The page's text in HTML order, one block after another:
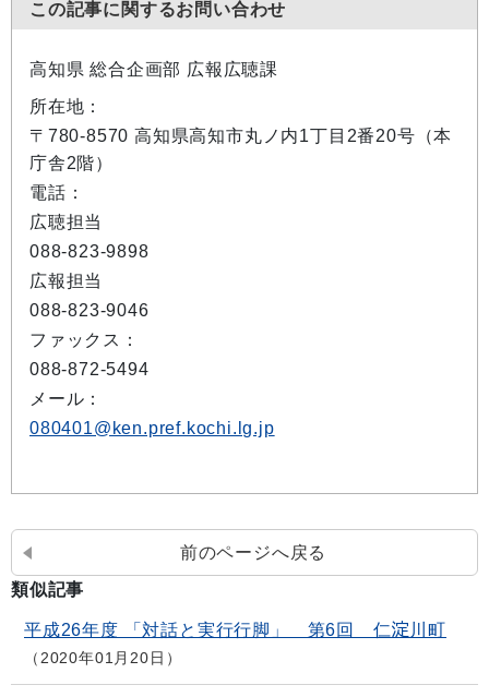
この記事に関するお問い合わせ
高知県 総合企画部 広報広聴課
所在地：
〒780-8570 高知県高知市丸ノ内1丁目2番20号（本
庁舎2階）
電話：
広聴担当
088-823-9898
広報担当
088-823-9046
ファックス：
088-872-5494
メール：
080401@ken.pref.kochi.lg.jp
前のページへ戻る
類似記事
平成26年度 「対話と実行行脚」 第6回 仁淀川町
2020年01月20日